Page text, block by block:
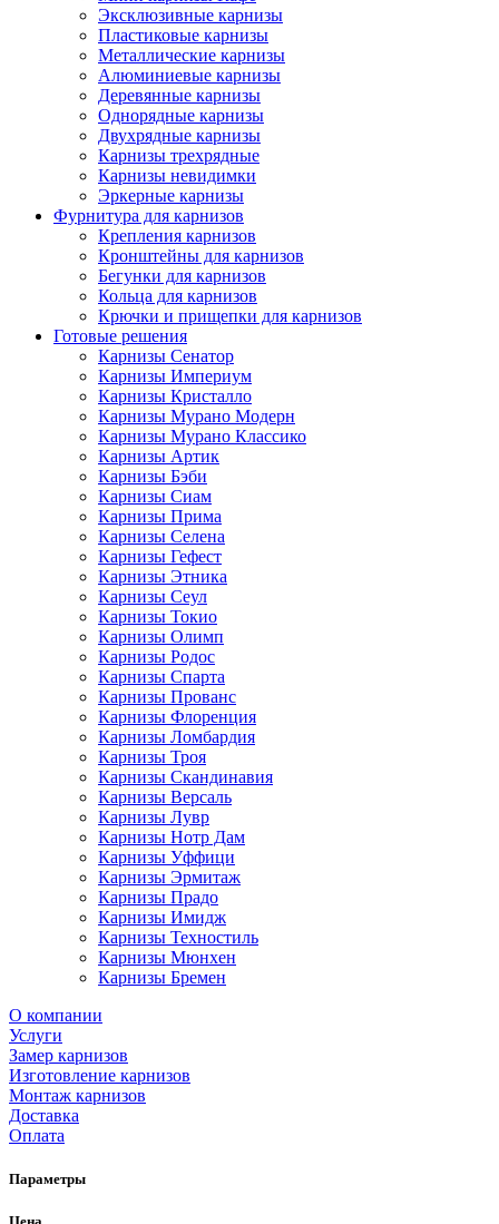
Эксклюзивные карнизы
Пластиковые карнизы
Металлические карнизы
Алюминиевые карнизы
Деревянные карнизы
Однорядные карнизы
Двухрядные карнизы
Карнизы трехрядные
Карнизы невидимки
Эркерные карнизы
Фурнитура для карнизов
Крепления карнизов
Кронштейны для карнизов
Бегунки для карнизов
Кольца для карнизов
Крючки и прищепки для карнизов
Готовые решения
Карнизы Сенатор
Карнизы Империум
Карнизы Кристалло
Карнизы Мурано Модерн
Карнизы Мурано Классико
Карнизы Артик
Карнизы Бэби
Карнизы Сиам
Карнизы Прима
Карнизы Селена
Карнизы Гефест
Карнизы Этника
Карнизы Сеул
Карнизы Токио
Карнизы Олимп
Карнизы Родос
Карнизы Спарта
Карнизы Прованс
Карнизы Флоренция
Карнизы Ломбардия
Карнизы Троя
Карнизы Скандинавия
Карнизы Версаль
Карнизы Лувр
Карнизы Нотр Дам
Карнизы Уффици
Карнизы Эрмитаж
Карнизы Прадо
Карнизы Имидж
Карнизы Техностиль
Карнизы Мюнхен
Карнизы Бремен
О компании
Услуги
Замер карнизов
Изготовление карнизов
Монтаж карнизов
Доставка
Оплата
Параметры